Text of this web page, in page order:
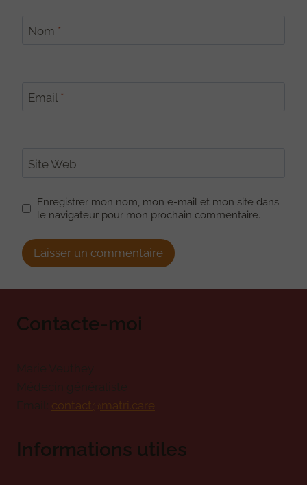
Nom *
Email *
Site Web
Enregistrer mon nom, mon e-mail et mon site dans
le navigateur pour mon prochain commentaire.
Alternative:
Contacte-moi
contact@matri.care
Informations utiles